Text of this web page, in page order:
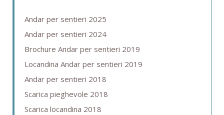
Andar per sentieri 2025
Andar per sentieri 2024
Brochure Andar per sentieri 2019
Locandina Andar per sentieri 2019
Andar per sentieri 2018
Scarica pieghevole 2018
Scarica locandina 2018